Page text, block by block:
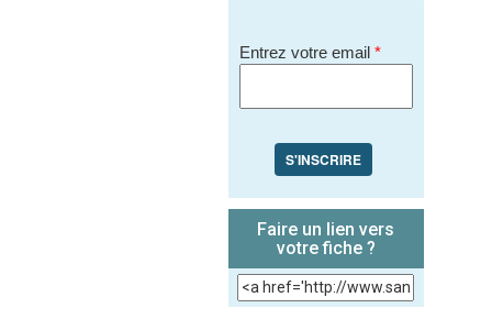
Entrez votre email *
S'INSCRIRE
Faire un lien vers
votre fiche ?